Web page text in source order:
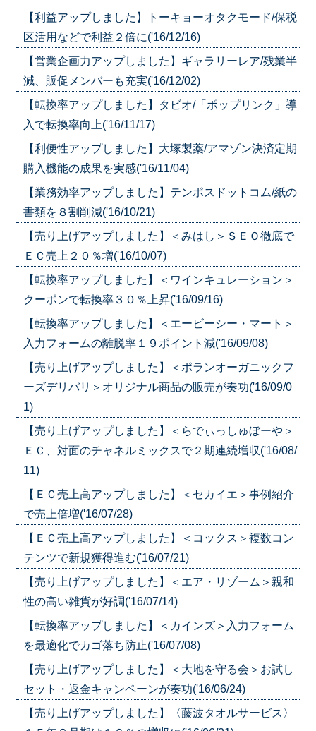
【利益アップしました】トーキョーオタクモード/保税
区活用などで利益２倍に('16/12/16)
【営業企画力アップしました】ギャラリーレア/残業半
減、販促メンバーも充実('16/12/02)
【転換率アップしました】タビオ/「ポップリンク」導
入で転換率向上('16/11/17)
【利便性アップしました】大塚製薬/アマゾン決済定期
購入機能の成果を実感('16/11/04)
【業務効率アップしました】テンポスドットコム/紙の
書類を８割削減('16/10/21)
【売り上げアップしました】＜みはし＞ＳＥＯ徹底で
ＥＣ売上２０％増('16/10/07)
【転換率アップしました】＜ワインキュレーション＞
クーポンで転換率３０％上昇('16/09/16)
【転換率アップしました】＜エービーシー・マート＞
入力フォームの離脱率１９ポイント減('16/09/08)
【売り上げアップしました】＜ポランオーガニックフ
ーズデリバリ＞オリジナル商品の販売が奏功('16/09/0
1)
【売り上げアップしました】＜らでぃっしゅぼーや＞
ＥＣ、対面のチャネルミックスで２期連続増収('16/08/
11)
【ＥＣ売上高アップしました】＜セカイエ＞事例紹介
で売上倍増('16/07/28)
【ＥＣ売上高アップしました】＜コックス＞複数コン
テンツで新規獲得進む('16/07/21)
【売り上げアップしました】＜エア・リゾーム＞親和
性の高い雑貨が好調('16/07/14)
【転換率アップしました】＜カインズ＞入力フォーム
を最適化でカゴ落ち防止('16/07/08)
【売り上げアップしました】＜大地を守る会＞お試し
セット・返金キャンペーンが奏功('16/06/24)
【売り上げアップしました】〈藤波タオルサービス〉